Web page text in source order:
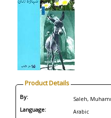
Product Details
By:
Language: Arabic